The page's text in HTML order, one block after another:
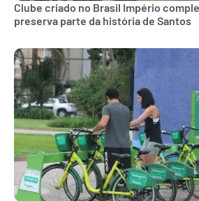
Clube criado no Brasil Império
preserva parte da história de Santos